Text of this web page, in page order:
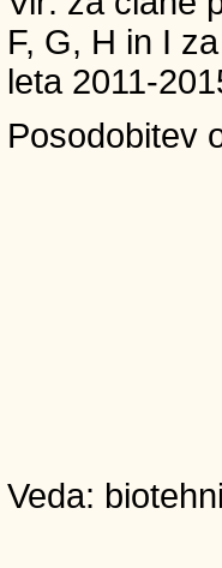
F, G, H in I
leta 2011-
Posodobitev
Veda: